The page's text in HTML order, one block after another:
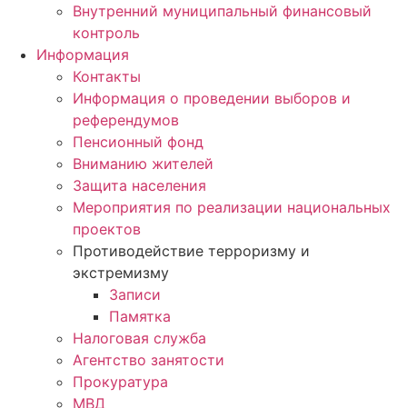
Внутренний муниципальный финансовый
контроль
Информация
Контакты
Информация о проведении выборов и
референдумов
Пенсионный фонд
Вниманию жителей
Защита населения
Мероприятия по реализации национальных
проектов
Противодействие терроризму и
экстремизму
Записи
Памятка
Налоговая служба
Агентство занятости
Прокуратура
МВД